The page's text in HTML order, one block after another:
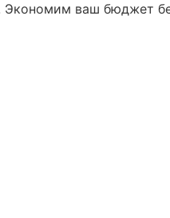
Экономим ваш бюджет